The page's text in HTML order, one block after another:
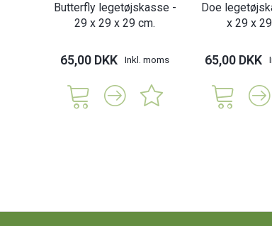
Butterfly legetøjskasse -
29 x 29 x 29 cm.
65,00 DKK Inkl. moms
Doe
x 29 x
65,00 DKK